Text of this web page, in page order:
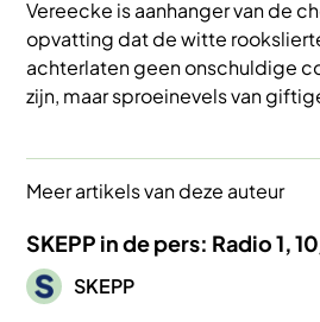
Vereecke is aanhanger van de
opvatting dat de witte
achterlaten geen onschuldige
zijn, maar sproeinevels van
Meer artikels van deze auteur
SKEPP in de pers: Radio 1,
Afbeelding
SKEPP